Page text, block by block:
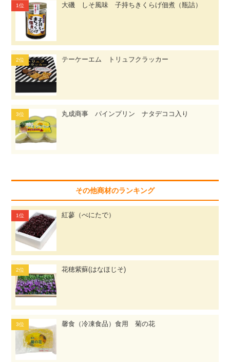
大磯 しそ風味 子持ちきくらげ佃煮（瓶詰）
テーケーエム トリュフクラッカー
丸成商事 パインプリン ナタデココ入り
その他商材のランキング
紅蓼（べにたで）
花穂紫蘇(はなほじそ)
馨食（冷凍食品）食用 菊の花